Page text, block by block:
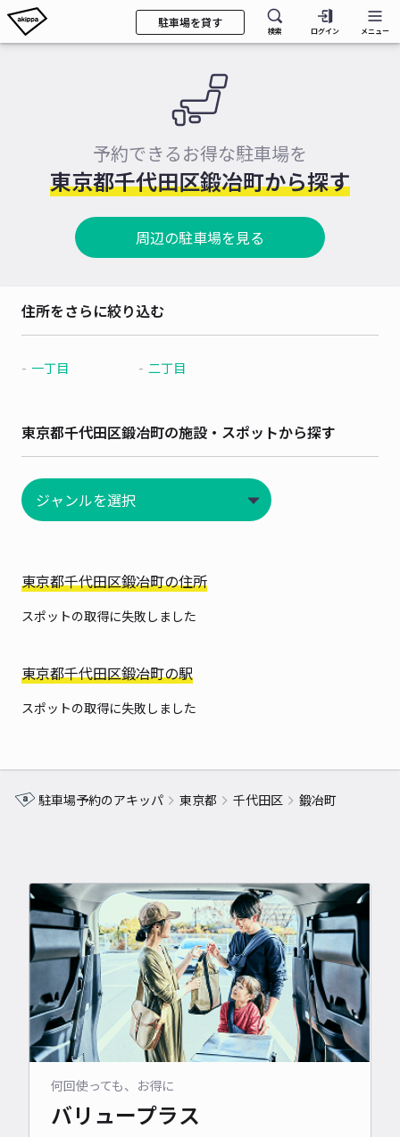
駐車場を貸す
検索 ログイン メニュー
予約できるお得な駐車場を
東京都千代田区鍛冶町から探す
周辺の駐車場を見る
住所をさらに絞り込む
一丁目 二丁目
東京都千代田区鍛冶町の施設・スポットから探す
東京都千代田区鍛冶町の住所
スポットの取得に失敗しました
東京都千代田区鍛冶町の駅
スポットの取得に失敗しました
駐車場予約のアキッパ 東京都 千代田区 鍛冶町
何回使っても、お得に
バリュープラス